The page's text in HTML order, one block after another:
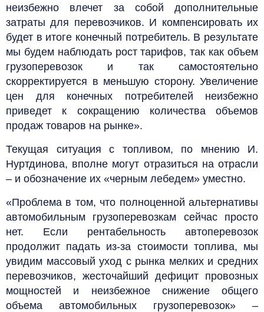
неизбежно влечет за собой дополнительные
затраты для перевозчиков. И компенсировать их
будет в итоге конечный потребитель. В результате
мы будем наблюдать рост тарифов, так как объем
грузоперевозок и так самостоятельно
скорректируется в меньшую сторону. Увеличение
цен для конечных потребителей неизбежно
приведет к сокращению количества объемов
продаж товаров на рынке».
Текущая ситуация с топливом, по мнению И.
Нуртдинова, вполне могут отразиться на отрасли
– и обозначение их «черным лебедем» уместно.
«Проблема в том, что полноценной альтернативы
автомобильным грузоперевозкам сейчас просто
нет. Если рентабельность автоперевозок
продолжит падать из-за стоимости топлива, мы
увидим массовый уход с рынка мелких и средних
перевозчиков, жесточайший дефицит провозных
мощностей и неизбежное снижение общего
объема автомобильных грузоперевозок» –